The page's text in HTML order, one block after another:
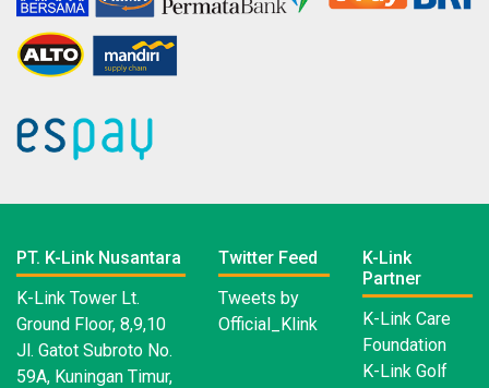
PT. K-Link Nusantara
K-Link Tower Lt.
Ground Floor, 8,9,10
Jl. Gatot Subroto No.
59A, Kuningan Timur,
Twitter Feed
Tweets by
Official_Klink
K-Link
Partner
K-Link Care
Foundation
K-Link Golf